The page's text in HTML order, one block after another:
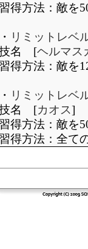
習得方法：敵を
・ リミットレベ
名 [ヘルマス
習得方法：敵を
・ リミットレベ
名 [カオス]
習得方法：敵を
習得方法：全て